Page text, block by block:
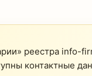
реестра info-
контактные